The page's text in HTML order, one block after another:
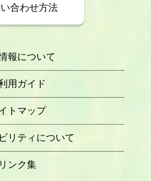
合わせ方法
報について
用ガイド
トマップ
リティについて
リンク集